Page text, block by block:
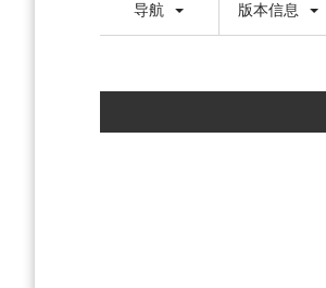
导航 版本信息